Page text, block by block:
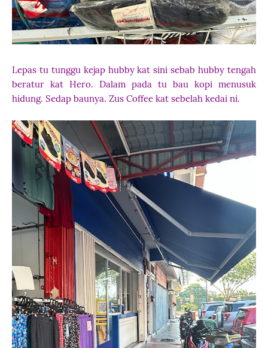
Lepas tu tunggu kejap hubby kat sini sebab hubby tengah
beratur kat Hero. Dalam pada tu bau kopi menusuk
hidung. Sedap baunya. Zus Coffee kat sebelah kedai ni.